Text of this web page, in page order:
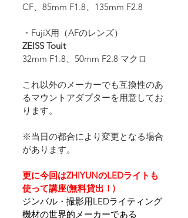
CF、85mm F1.8、135mm F2.8
・FujiX用（AFのレンズ）
ZEISS Touit
32mm F1.8、50mm F2.8 マクロ
これ以外のメーカーでも互換性のあ
るマウントアダプターを用意してお
ります。
※当日の都合により変更となる場合
があります。
更に今回はZHIYUNのLEDライトも
使って講座(無料貸出！)
ジンバル・撮影用LEDライティング
機材の世界的メーカーである